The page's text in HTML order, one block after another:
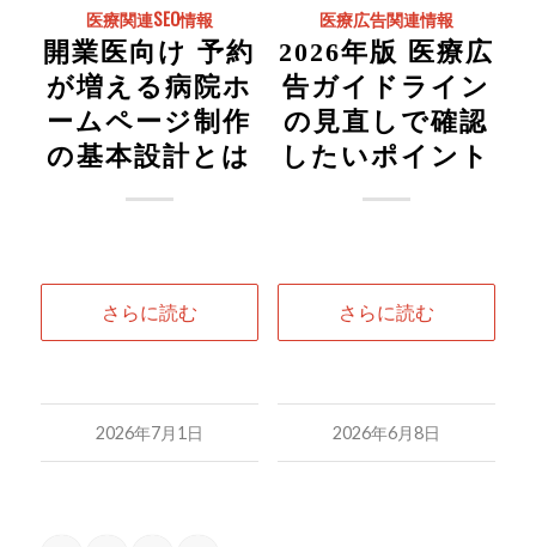
医療関連SEO情報
開業医向け 予約
が増える病院ホ
ームページ制作
の基本設計とは
さらに読む
2026年7月1日
医療広告関連情報
2026年版 医療広
告ガイドライン
の見直しで確認
したいポイント
さらに読む
2026年6月8日